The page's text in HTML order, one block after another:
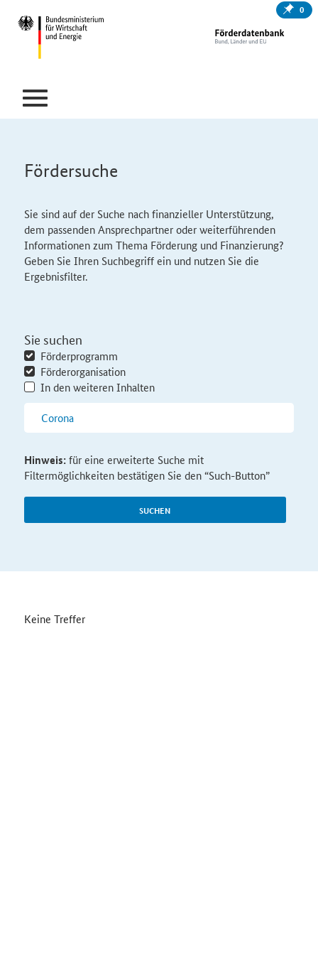
0
Fördersuche
Sie sind auf der Suche nach finanzieller Unterstützung,
dem passenden Ansprechpartner oder weiterführenden
Informationen zum Thema Förderung und Finanzierung?
Geben Sie Ihren Suchbegriff ein und nutzen Sie die
Ergebnisfilter.
Sie suchen
Förderprogramm
Förderorganisation
In den weiteren Inhalten
SUCHEN
Hinweis:für eine erweiterte Suche mit
Filtermöglichkeiten bestätigen Sie den “Such-Button”
Keine Treffer